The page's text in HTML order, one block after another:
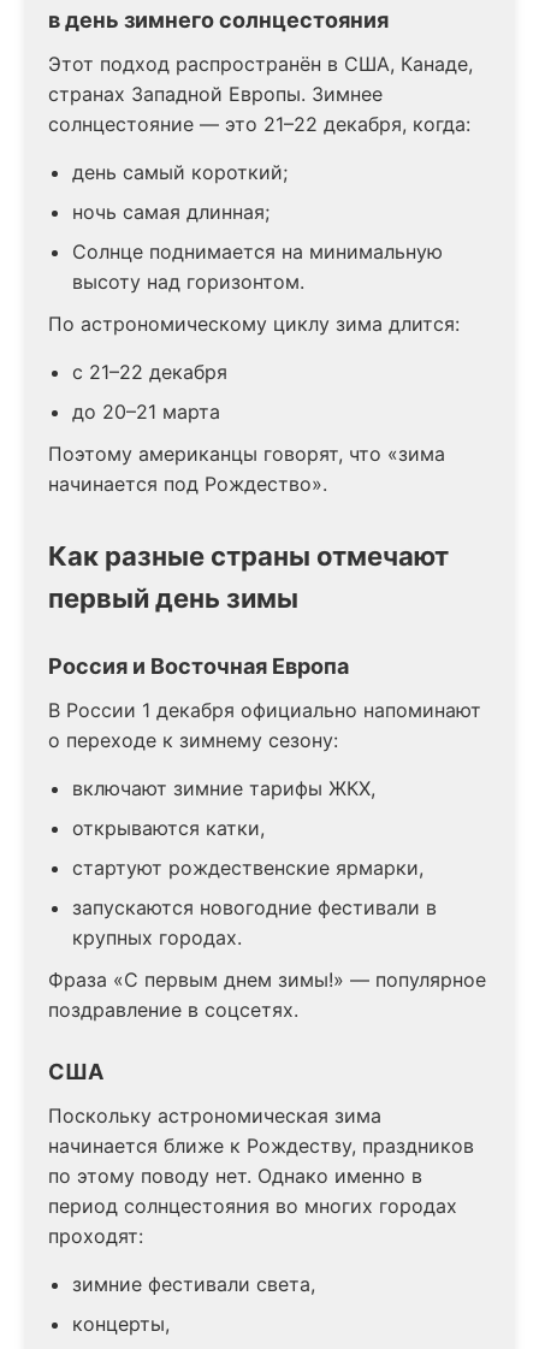
в день зимнего солнцестояния
Этот подход распространён в США, Канаде,
странах Западной Европы. Зимнее
солнцестояние — это 21–22 декабря, когда:
день самый короткий;
ночь самая длинная;
Солнце поднимается на минимальную
высоту над горизонтом.
По астрономическому циклу зима длится:
с 21–22 декабря
до 20–21 марта
Поэтому американцы говорят, что «зима
начинается под Рождество».
Как разные страны отмечают
первый день зимы
Россия и Восточная Европа
В России 1 декабря официально напоминают
о переходе к зимнему сезону:
включают зимние тарифы ЖКХ,
открываются катки,
стартуют рождественские ярмарки,
запускаются новогодние фестивали в
крупных городах.
Фраза «С первым днем зимы!» — популярное
поздравление в соцсетях.
США
Поскольку астрономическая зима
начинается ближе к Рождеству, праздников
по этому поводу нет. Однако именно в
период солнцестояния во многих городах
проходят:
зимние фестивали света,
концерты,